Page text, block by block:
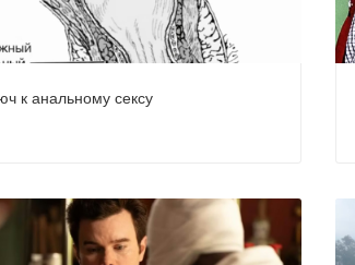
к анальному сексу